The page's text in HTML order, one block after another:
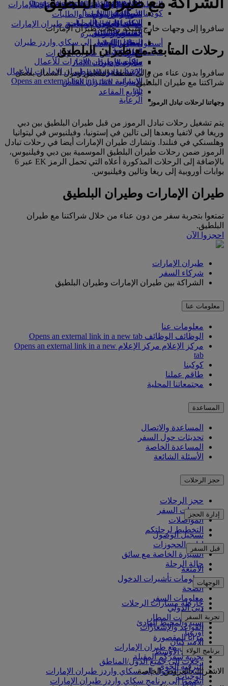
تناول الطعام في الدرجة السياحية
الممتازة
وجبات الدرجة السياحية
المشروبات
أسطول طائراتنا
بوينج 777
طائرة الإمارات A380
A350 طائرة الإمارات
الإمارات للطيران الخاص
توزيع المقاعد
السوق الحرة
متجرنا الرسمي
التسلية للأطفال
الترفيه عن الأطفال
ألعاب الأطفال
أنشطة للأطفال
in a new tab
كوكبنا
الاستدامة في العمليات
السياسة البيئية
التقارير البيئية
مجتمعاتنا المحلية
مؤسسة طيران الإمارات للأعمال
الإنسانيةمؤسسة طيران الإمارات للأعمال
الإنسانية Opens an external link in a new
tab
الرعاية
Opens an external link in a new tab
شركاؤنا
سكاي واردز رايل
حاسبة الأميال
تسجيل الدخول إلى سكاي واردز طيران
الإمارات
سكاي واردز+
السفر لأصحاب الهمم مع طيران الإمارات
المساعدة الخاصة والطلبات
تجربتكم على متن الطائرة
الأدوات والموارد
الهاتف المتحرك وتطبيق طيران الإمارات
إلغاء حجز أو تغييره
تعطل الرحلات
معلومات عن طيران الإمارات
سافروا إلى وجهات خارج شبكة رحلات طيران الإمارات
رحلات المتابعة مع طيران البلطيق
سافروا بدون عناء من وإلى منطقة البلطيق ودول الشمال بفضل
شراكتنا مع طيران البلطيق.
وجهاتنا لرحلات تبادل الرموز
يتم تشغيل رحلات تبادل الرموز من قبل طيران البلطيق بين دبي
وريغا في لاتفيا وبعدها إلى تالين في إستونيا، وفيلنيوس في ليتوانيا
وهلسنكي في فنلندا. وتشارك طيران الإمارات أيضا في رحلات تبادل
الرموز ضمن رحلات طيران البلطيق الموسمية بين دبي وفيلنيوس،
بالإضافة إلى الرحلات المذكورة أعلاه التي تحمل الرمز EK عبر 6
بوابات أوروبية إلى ريغا وتالين وفيلنيوس.
طيران الإمارات وطيران البلطيق
تمتعوا بتجربة سفر من دون عناء من خلال شراكتنا مع طيران
البلطيق.
احجزوا الآن
طيران الإمارات
شركاء السفر
الشراكة بين طيران الإمارات وطيران البلطيق
معلومات عنا
معلومات عنا
الوظائف الوظائف Opens an external link in a new tab
مركز الإعلام
مركز الإعلام Opens an external link in a new
tab
كوكبنا
طاقم عملنا
مجتمعاتنا المحلية
المساعدة
المساعدة والاتصال
تحديثات حول السفر
المساعدة الخاصة
الأسئلة الشائعة
حجز الرحلات
حجز الرحلات
خدمات السفر
المواصلات
التخطيط لرحلتكم
إدارة الحجز
تسجيل الوصول
إدارة الحجوزات
السيارة الخاصة مع سائق
حالة الرحلة
قبل السفر
الأمتعة
معلومات تأشيرات الدخول
الصحة
معلومات السفر
دبي الدولي
مواصلات المطار
القواعد والإشعارات
الوجهات
خارطة مسارات الرحلات
أفريقيا
آسيا والمحيط الهادئ
أوروبا
الأميركتان
الشرق الأوسط
رحلات إلى جميع الدول/المناطق
تجربة السفر
مزايا المقصورة
التسوق مع طيران الإمارات
تجربة سفركم المقبلة
الترفيه الجوي
الوجبات
برنامج الولاء
تسجيل الدخول إلى سكاي واردز طيران الإمارات
انضموا إلى برنامج سكاي واردز طيران الإمارات
الاشتراك بالعروض الخاصة